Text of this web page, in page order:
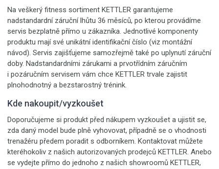
Na veškerý fitness sortiment KETTLER garantujeme
nadstandardní záruční lhůtu 36 měsíců, po kterou provádíme
servis bezplatně přímo u zákazníka. Jednotlivé komponenty
produktu mají své unikátní identifikační číslo (viz montážní
návod). Servis zajišťujeme samozřejmě také po uplynutí záruční
doby. Nadstandardními zárukami a prvotřídním záručním
i pozáručním servisem vám chce KETTLER trvale zajistit
plnohodnotný a bezstarostný trénink.
Kde nakoupit/vyzkoušet
Doporučujeme si produkt před nákupem vyzkoušet a ujistit se,
zda daný model bude plně vyhovovat, případně se o vhodnosti
trenažéru předem poradit s odborníkem. Kontaktovat můžete
kteréhokoliv z našich autorizovaných prodejců KETTLER. Anebo
se vydejte přímo do jednoho z našich showroomů KETTLER,